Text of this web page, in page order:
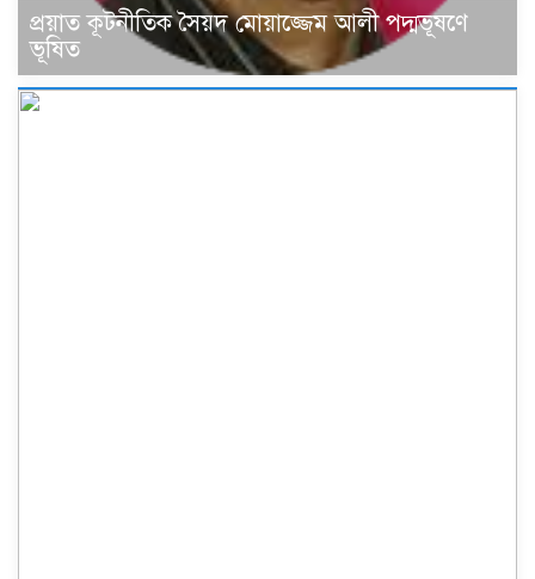
প্রয়াত কূটনীতিক সৈয়দ মোয়াজ্জেম আলী পদ্মভূষণে
ভূষিত